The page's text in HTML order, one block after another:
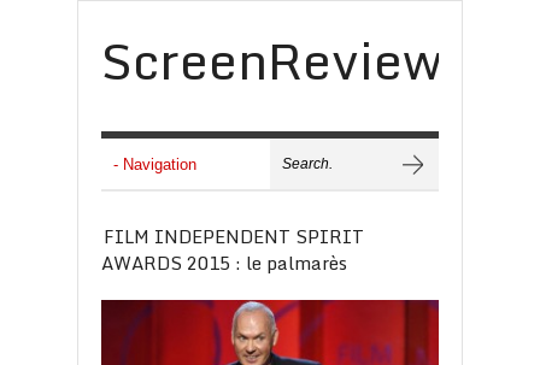
ScreenReview
FILM INDEPENDENT SPIRIT
AWARDS 2015 : le palmarès